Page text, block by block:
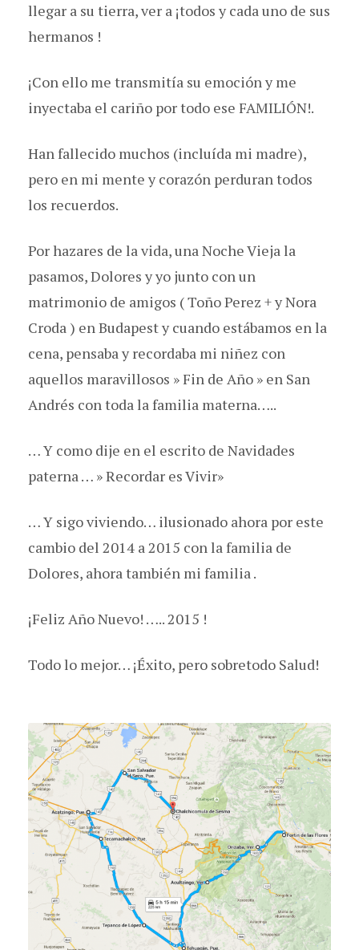
llegar a su tierra, ver a ¡todos y cada uno de sus
hermanos !
¡Con ello me transmitía su emoción y me
inyectaba el cariño por todo ese FAMILIÓN!.
Han fallecido muchos (incluída mi madre),
pero en mi mente y corazón perduran todos
los recuerdos.
Por hazares de la vida, una Noche Vieja la
pasamos, Dolores y yo junto con un
matrimonio de amigos ( Toño Perez + y Nora
Croda ) en Budapest y cuando estábamos en la
cena, pensaba y recordaba mi niñez con
aquellos maravillosos » Fin de Año » en San
Andrés con toda la familia materna…..
… Y como dije en el escrito de Navidades
paterna … » Recordar es Vivir»
… Y sigo viviendo… ilusionado ahora por este
cambio del 2014 a 2015 con la familia de
Dolores, ahora también mi familia .
¡Feliz Año Nuevo! ….. 2015 !
Todo lo mejor… ¡Éxito, pero sobretodo Salud!